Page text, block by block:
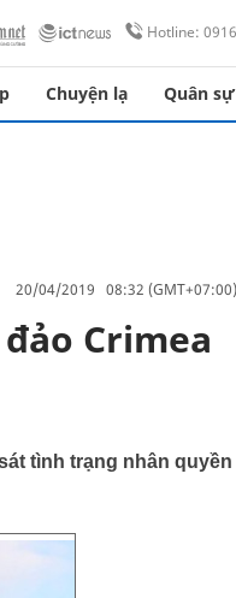
Hotline:
Chuyện lạ Quân sự
20/04/2019 08:32 (GMT+07:00)
Crimea
tình trạng nhân quyền